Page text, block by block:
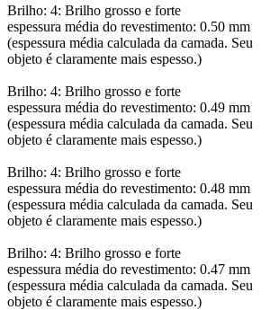
Brilho: 4: Brilho grosso e forte
espessura média do revestimento: 0.50 mm
(espessura média calculada da camada. Seu
objeto é claramente mais espesso.)
Brilho: 4: Brilho grosso e forte
espessura média do revestimento: 0.49 mm
(espessura média calculada da camada. Seu
objeto é claramente mais espesso.)
Brilho: 4: Brilho grosso e forte
espessura média do revestimento: 0.48 mm
(espessura média calculada da camada. Seu
objeto é claramente mais espesso.)
Brilho: 4: Brilho grosso e forte
espessura média do revestimento: 0.47 mm
(espessura média calculada da camada. Seu
objeto é claramente mais espesso.)